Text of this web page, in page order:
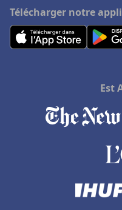
Télécharger notre appli
Est